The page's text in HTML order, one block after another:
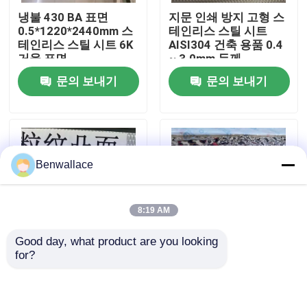
우리 에 관한 것
공장 투어
저희와 연락
사건
냉불 430 BA 표면
0.5*1220*2440mm 스
테인리스 스틸 시트 6K
거울 표면
문의 보내기
지문 인쇄 방지 고형 스
테인리스 스틸 시트
AISI304 건축 용품 0.4
~ 3.0mm 두께
문의 보내기
우수한 내마모성과 장
Benwallace
8:19 AM
Good day, what product are you looking
for?